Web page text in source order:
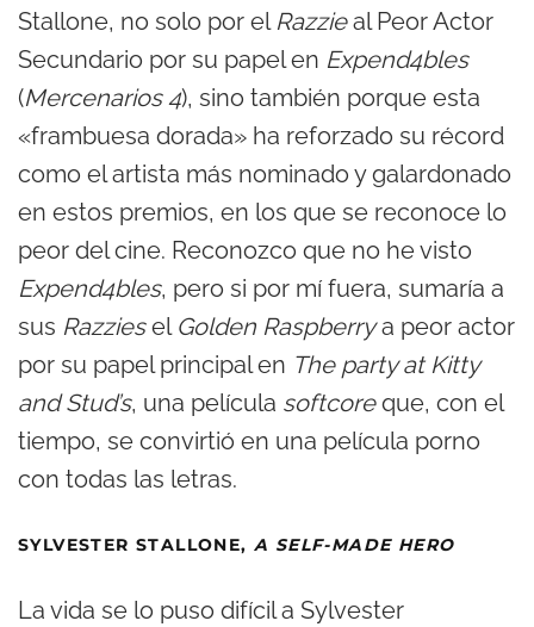
Stallone, no solo por el Razzieal Peor Actor
Secundario por su papel en Expend4bles
(Mercenarios 4), sino también porque esta
«frambuesa dorada» ha reforzado su récord
como el artista más nominado y galardonado
en estos premios, en los que se reconoce lo
peor del cine. Reconozco que no he visto
Expend4bles, pero si por mí fuera, sumaría a
sus Razziesel Golden Raspberrya peor actor
por su papel principal en The party at Kitty
and Stud’s, una película softcoreque, con el
tiempo, se convirtió en una película porno
con todas las letras.
SYLVESTER STALLONE, A SELF-MADE HERO
La vida se lo puso difícil a Sylvester